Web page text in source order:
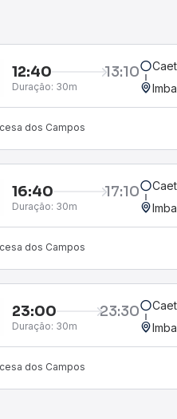
12:40 13:10
Duração: 30m
dos Campos
16:40 17:10
Duração: 30m
dos Campos
23:00 23:30
Duração: 30m
dos Campos